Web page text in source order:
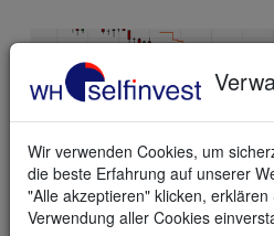
Wir verwenden Cookies, um
die beste Erfahrung auf unserer
"Alle akzeptieren" klicken,
Verwendung aller Cookies